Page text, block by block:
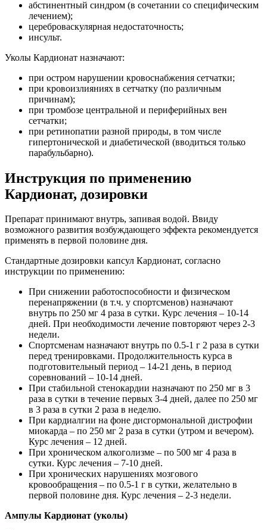
абстинентный синдром (в сочетании со специфическим
лечением);
цереброваскулярная недостаточность;
инсульт.
Уколы Кардионат назначают:
при остром нарушении кровоснабжения сетчатки;
при кровоизлияниях в сетчатку (по различным
причинам);
при тромбозе центральной и периферийных вен
сетчатки;
при ретинопатии разной природы, в том числе
гипертонической и диабетической (вводиться только
парабульбарно).
Инструкция по применению
Кардионат, дозировки
Препарат принимают внутрь, запивая водой. Ввиду
возможного развития возбуждающего эффекта рекомендуется
применять в первой половине дня.
Стандартные дозировки капсул Кардионат, согласно
инструкции по применению:
При снижении работоспособности и физическом
перенапряжении (в т.ч. у спортсменов) назначают
внутрь по 250 мг 4 раза в сутки. Курс лечения – 10-14
дней. При необходимости лечение повторяют через 2-3
недели.
Спортсменам назначают внутрь по 0.5-1 г 2 раза в сутки
перед тренировками. Продолжительность курса в
подготовительный период – 14-21 день, в период
соревнований – 10-14 дней.
При стабильной стенокардии назначают по 250 мг в 3
раза в сутки в течение первых 3-4 дней, далее по 250 мг
в 3 раза в сутки 2 раза в неделю.
При кардиалгии на фоне дисгормональной дистрофии
миокарда – по 250 мг 2 раза в сутки (утром и вечером).
Курс лечения – 12 дней.
При хроническом алкоголизме – по 500 мг 4 раза в
сутки. Курс лечения – 7-10 дней.
При хронических нарушениях мозгового
кровообращения – по 0.5-1 г в сутки, желательно в
первой половине дня. Курс лечения – 2-3 недели.
Ампулы Кардионат (уколы)